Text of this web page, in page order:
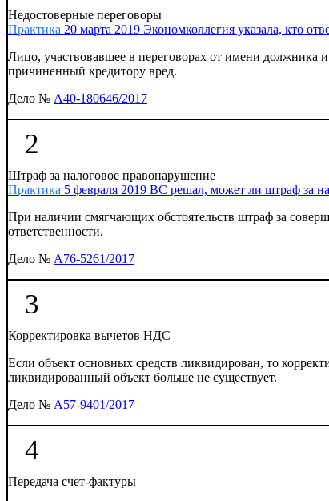
Недостоверные переговоры
Практика 20 марта 2019 Экономколлегия указала, кто
Лицо, участвовавшее в переговорах от имени
причиненный кредитору вред.
Дело № А40-180646/2017
2
Штраф за налоговое правонарушение
Практика 5 февраля 2019 ВС решал, может ли штраф за
При наличии смягчающих обстоятельств штраф за
ответственности.
Дело № А76-5261/2017
3
Корректировка вычетов НДС
Если объект основных средств ликвидирован, то
ликвидированный объект больше не существует.
Дело № А57-9401/2017
4
Передача счет-фактуры